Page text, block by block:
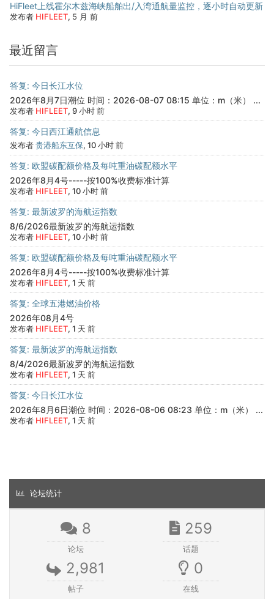
HiFleet上线霍尔木兹海峡船舶出/入湾通航量监控，逐小时自动更新
发布者 HIFLEET, 5 月 前
最近留言
答复: 今日长江水位
2026年8月7日潮位 时间：2026-08-07 08:15 单位：m（米） ...
发布者 HIFLEET, 9 小时 前
答复: 今日西江通航信息
发布者贵港船东互保, 10 小时 前
答复: 欧盟碳配额价格及每吨重油碳配额水平
2026年8月4号-----按100%收费标准计算
发布者 HIFLEET, 10 小时 前
答复: 最新波罗的海航运指数
8/6/2026最新波罗的海航运指数
发布者 HIFLEET, 10 小时 前
答复: 欧盟碳配额价格及每吨重油碳配额水平
2026年8月4号-----按100%收费标准计算
发布者 HIFLEET, 1 天 前
答复: 全球五港燃油价格
2026年08月4号
发布者 HIFLEET, 1 天 前
答复: 最新波罗的海航运指数
8/4/2026最新波罗的海航运指数
发布者 HIFLEET, 1 天 前
答复: 今日长江水位
2026年8月6日潮位 时间：2026-08-06 08:23 单位：m（米） ...
发布者 HIFLEET, 1 天 前
论坛统计
8
论坛
259
话题
2,981
帖子
0
在线